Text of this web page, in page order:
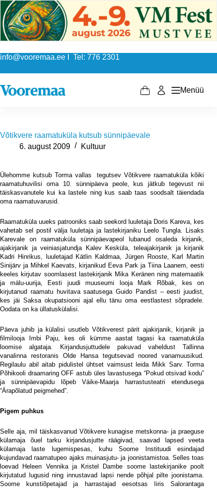
Skip
to
content
info@vooremaa.ee I Tel: 776 2301
Shopping
Menüü
Võtikvere raamatuküla kutsub sünnipäevale
6. august 2009
Kultuur
Ülehomme kutsub Torma vallas tegutsev Võtikvere raamatuküla kõiki
raamatuhuvilisi oma 10. sünnipäeva peole, kus jätkub tegevust nii
täiskasvanutele kui ka lastele ning kus saab taas soodsalt täiendada
oma raamatuvarusid.
Raamatuküla uueks patrooniks saab seekord luuletaja Doris Kareva, kes
vahetab sel postil välja luuletaja ja lastekirjaniku Leelo Tungla. Lisaks
Karevale on raamatuküla sünnipäevapeol lubanud osaleda kirjanik,
ajakirjanik ja veiniasjatundja Kalev Kesküla, teleajakirjanik ja kirjanik
Kadri Hinrikus, luuletajad Kätlin Kaldmaa, Jürgen Rooste, Karl Martin
Sinijärv ja Mihkel Kaevats, kirjanikud Eeva Park ja Tiina Laanem, eesti
keeles kirjutav soomlasest lastekirjanik Mika Keränen ning matemaatik
ja mälu-uurija, Eesti juudi muuseumi looja Mark Rõbak, kes on
kirjutanud raamatu huvitava saatusega Guido Pandist – eesti juudist,
kes jäi Saksa okupatsiooni ajal ellu tänu oma eestlastest sõpradele.
Oodata on ka üllatuskülalisi.
Päeva juhib ja külalisi usutleb Võtikverest pärit ajakirjanik, kirjanik ja
filmilooja Imbi Paju, kes oli kümme aastat tagasi ka raamatuküla
loomise algataja. Kirjandusjuttudele pakuvad vaheldust Tallinna
vanalinna restoranis Olde Hansa tegutsevad noored vanamuusikud.
Regilaulu abil aitab pidulistel ühtset vaimsust leida Mikk Sarv. Torma
Põhikooli draamaring OFF astub üles lavastusega “Pokud otsivad kodu”
ja sünnipäevapidu lõpeb Väike-Maarja harrastusteatri etendusega
“Ärapõlatud peigmehed”.
Pigem puhkus
Selle aja, mil täiskasvanud Võtikvere kunagise metskonna- ja praeguse
külamaja õuel tarku kirjandusjutte räägivad, saavad lapsed veeta
külamaja laste lugemispesas, kuhu Soome Instituudi esindajad
kujundavad raamatupeo ajaks muinasjutu- ja joonistamistoa. Selles toas
loevad Heleen Vennika ja Kristel Dambe soome lastekirjanike poolt
kirjutatud lugusid ning innustavad lapsi nende põhjal pilte joonistama.
Soome kunstiõpetajad ja harrastajad eesotsas Iiris Salorantaga